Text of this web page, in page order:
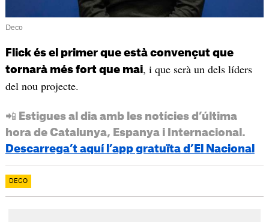
Deco
Flick és el primer que està convençut que
tornarà més fort que mai, i que serà un dels líders
del nou projecte.
📲 Estigues al dia amb les notícies d’última
hora de Catalunya, Espanya i Internacional.
Descarrega’t aquí l’app gratuïta d’El Nacional
DECO